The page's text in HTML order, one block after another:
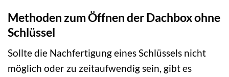
Methoden zum Öffnen der Dachbox ohne
Schlüssel
Sollte die Nachfertigung eines Schlüssels nicht
möglich oder zu zeitaufwendig sein, gibt es